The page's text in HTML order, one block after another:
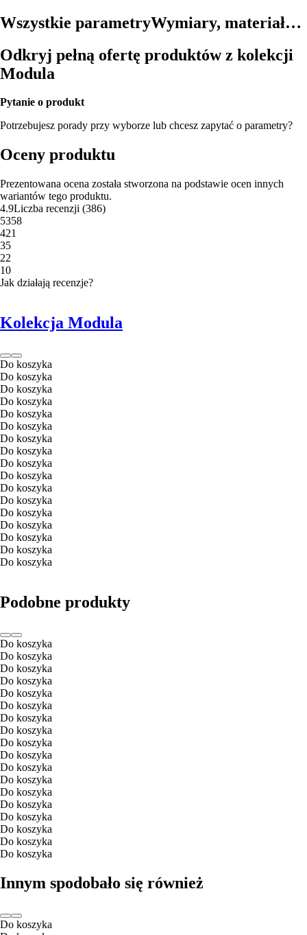
Wszystkie parametryWymiary, materiał…
Odkryj pełną ofertę produktów z kolekcji
Modula
Pytanie o produkt
Potrzebujesz porady przy wyborze lub chcesz zapytać o parametry?
Oceny produktu
Prezentowana ocena została stworzona na podstawie ocen innych
wariantów tego produktu.
4.9Liczba recenzji (386)
5358
421
35
22
10
Jak działają recenzje?
Kolekcja Modula
Do koszyka
Do koszyka
Do koszyka
Do koszyka
Do koszyka
Do koszyka
Do koszyka
Do koszyka
Do koszyka
Do koszyka
Do koszyka
Do koszyka
Do koszyka
Do koszyka
Do koszyka
Do koszyka
Do koszyka
Podobne produkty
Do koszyka
Do koszyka
Do koszyka
Do koszyka
Do koszyka
Do koszyka
Do koszyka
Do koszyka
Do koszyka
Do koszyka
Do koszyka
Do koszyka
Do koszyka
Do koszyka
Do koszyka
Do koszyka
Do koszyka
Do koszyka
Innym spodobało się również
Do koszyka